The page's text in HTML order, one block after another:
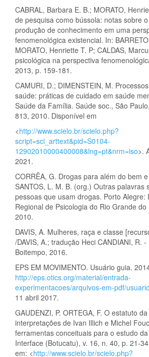
CABRAL, Barbara E. B.; MORATO,
de pesquisa como bússola: notas sobre
produção de conhecimento em uma
fenomenológica existencial. In:
MORATO, Henriette T. P; CALDAS,
psicológica na perspectiva
2013, p. 159-181.
CAMURI, D.; DIMENSTEIN, M.
saúde: práticas de cuidado em saúde
Saúde da Família. Saúde soc., São
813, 2010. Disponível em
<http://www.scielo.br/scielo.php?
script=sci_arttext&pid=S0104-
12902010000400008&lng=pt&nrm=iso>.
2021.
CORRÊA, G. Drogas para além do bem
SANTOS, L. M. B. (org.) Outras palavras
pessoas que usam drogas. Porto Alegre:
Regional de Psicologia do Rio Grande
2010.
DAVIS, A. Mulheres, raça e classe
/DAVIS, A.; tradução Heci CANDIANI, R.
Boitempo, 2016.
EPS EM MOVIMENTO. Usuário guia.
http://eps.otics.org/material/entrada-
experimentacoes/arquivos-em-pdf/
11 abril 2017.
GAUDENZI, P. ORTEGA, F. O estatuto
interpretações de Ivan Illich e Michel
ferramentas conceituais para o estudo
Interface (Botucatu), v. 16, n. 40, p. 21-
em: <http://www.scielo.br/scielo.php?